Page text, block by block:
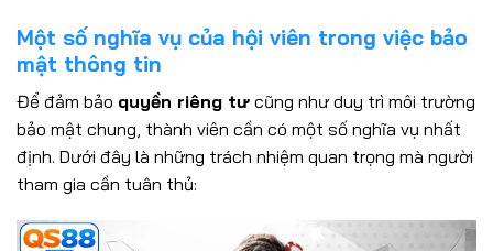
Một số nghĩa vụ của hội viên trong việc bảo
mật thông tin
Để đảm bảo quyền riêng tư cũng như duy trì môi trường
bảo mật chung, thành viên cần có một số nghĩa vụ nhất
định. Dưới đây là những trách nhiệm quan trọng mà người
tham gia cần tuân thủ: